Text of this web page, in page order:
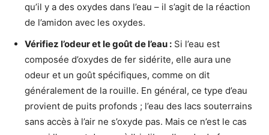
qu’il y a des oxydes dans l’eau – il s’agit de la réaction
de l’amidon avec les oxydes.
Vérifiez l’odeur et le goût de l’eau : Si l’eau est
composée d’oxydes de fer sidérite, elle aura une
odeur et un goût spécifiques, comme on dit
généralement de la rouille. En général, ce type d’eau
provient de puits profonds ; l’eau des lacs souterrains
sans accès à l’air ne s’oxyde pas. Mais ce n’est le cas